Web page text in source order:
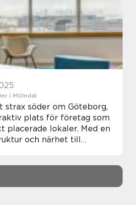
i Mölndal
strax söder om Göteborg,
plats för företag som
placerade lokaler. Med en
och närhet till